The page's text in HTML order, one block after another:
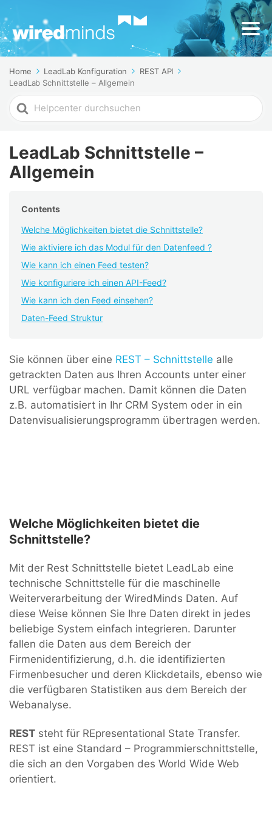
Home LeadLab Konfiguration
REST API
LeadLab Schnittstelle – Allgemein
Search
For
LeadLab Schnittstelle –
Allgemein
Contents
Welche Möglichkeiten bietet die Schnittstelle?
Wie aktiviere ich das Modul für den Datenfeed ?
Wie kann ich einen Feed testen?
Wie konfiguriere ich einen API-Feed?
Wie kann ich den Feed einsehen?
Daten-Feed Struktur
Sie können über eine REST – Schnittstelle alle
getrackten Daten aus Ihren Accounts unter einer
URL verfügbar machen. Damit können die Daten
z.B. automatisiert in Ihr CRM System oder in ein
Datenvisualisierungsprogramm übertragen werden.
Welche Möglichkeiten bietet die
Schnittstelle?
Mit der Rest Schnittstelle bietet LeadLab eine
technische Schnittstelle für die maschinelle
Weiterverarbeitung der WiredMinds Daten. Auf
diese Weise können Sie Ihre Daten direkt in jedes
beliebige System einfach integrieren. Darunter
fallen die Daten aus dem Bereich der
Firmenidentifizierung, d.h. die identifizierten
Firmenbesucher und deren Klickdetails, ebenso wie
die verfügbaren Statistiken aus dem Bereich der
Webanalyse.
REST steht für REpresentational State Transfer.
REST ist eine Standard – Programmierschnittstelle,
die sich an den Vorgaben des World Wide Web
orientiert.